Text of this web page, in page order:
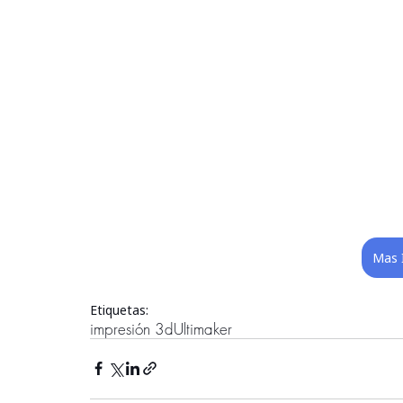
Mas
Etiquetas:
impresión 3dUltimaker